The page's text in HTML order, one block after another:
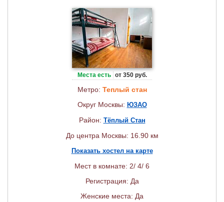
Места есть от 350 руб.
Метро: Теплый стан
Округ Москвы: ЮЗАО
Район: Тёплый Стан
До центра Москвы: 16.90 км
Показать хостел на карте
Мест в комнате: 2/ 4/ 6
Регистрация: Да
Женские места: Да